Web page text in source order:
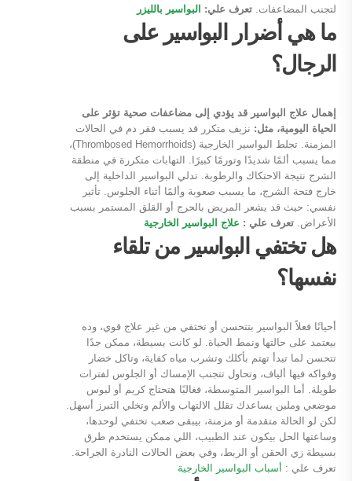
لتجنب المضاعفات. تعرف علي: البواسير بالليزر
ما هي أضرار البواسير على
الرجال؟
إهمال علاج البواسير قد يؤدي إلى مضاعفات صحية تؤثر على
الحياة اليومية، مثل: نزيف متكرر قد يسبب فقر دم في الحالات
المزمنة. تجلط البواسير الخارجية (Thrombosed Hemorrhoids)،
مما يسبب ألمًا شديدًا وتورمًا كبيرًا. التهابات متكررة في منطقة
الشرج نتيجة الاحتكاك والرطوبة. تدلي البواسير الداخلية إلى
خارج فتحة الشرج، ما يسبب صعوبة وألمًا أثناء الجلوس. تأثير
نفسي: حيث قد يشعر المريض بالحرج أو القلق المستمر بسبب
الأعراض. تعرف علي : علاج البواسير الخارجية
هل تختفي البواسير من تلقاء
نفسها؟
أحيانًا فعلاً البواسير بتتحسن أو تختفي من غير علاج قوي، وده
بيعتمد على حالتها ونمط الحياة. لو كانت بسيطة، ممكن جدًا
تتحسن لما تبدأ تهتم بأكلك وتشرب مياه كفاية، وتاكل خضار
وفواكه فيها ألياف، وتحاول تتجنب الإمساك أو الجلوس لفترات
طويلة. أما البواسير المتوسطة، فغالبًا هتحتاج كريم أو لبوس
موضعي وملين يساعدك تقلل الالتهاب والألم وتخلي التبرز أسهل.
لكن لو الحالة متقدمة أو مزمنة، بيبقى صعب تختفي لوحدها،
وساعتها الحل بيكون عند الطبيب، اللي ممكن يستخدم طرق
بسيطة زي الحقن أو الربط، وفي بعض الحالات النادرة الجراحة.
تعرف علي : أسباب البواسير الخارجية